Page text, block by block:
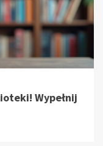
Wypełnij